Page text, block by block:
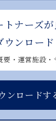
トナーズ
ウンロード
要・運営施設
ンロードす